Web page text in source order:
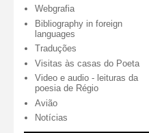
Webgrafia
Bibliography in foreign
languages
Traduções
Visitas às casas do Poeta
Video e audio - leituras da
poesia de Régio
Avião
Notícias